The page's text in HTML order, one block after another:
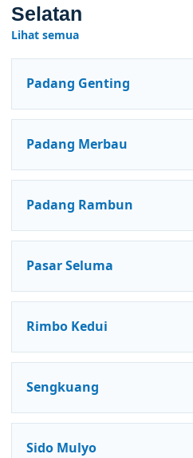
Selatan
Lihat semua
Padang Genting
Padang Merbau
Padang Rambun
Pasar Seluma
Rimbo Kedui
Sengkuang
Sido Mulyo